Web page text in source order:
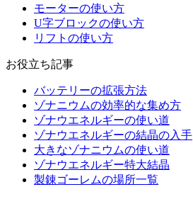
モーターの使い方
U字ブロックの使い方
リフトの使い方
お役立ち記事
バッテリーの拡張方法
ゾナニウムの効率的な集め方
ゾナウエネルギーの使い道
ゾナウエネルギーの結晶の入手
大きなゾナニウムの使い道
ゾナウエネルギー特大結晶
製錬ゴーレムの場所一覧